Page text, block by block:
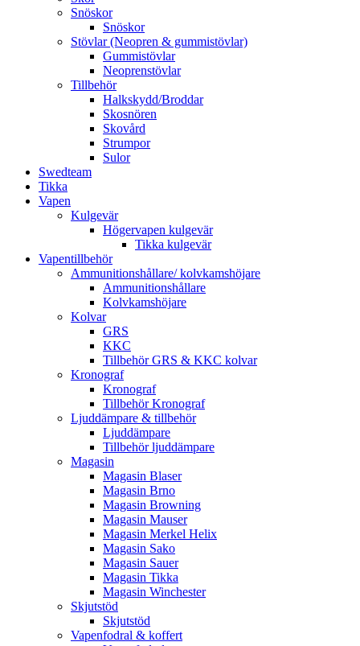
Snöskor
Snöskor
Stövlar (Neopren & gummistövlar)
Gummistövlar
Neoprenstövlar
Tillbehör
Halkskydd/Broddar
Skosnören
Skovård
Strumpor
Sulor
Swedteam
Tikka
Vapen
Kulgevär
Högervapen kulgevär
Tikka kulgevär
Vapentillbehör
Ammunitionshållare/ kolvkamshöjare
Ammunitionshållare
Kolvkamshöjare
Kolvar
GRS
KKC
Tillbehör GRS & KKC kolvar
Kronograf
Kronograf
Tillbehör Kronograf
Ljuddämpare & tillbehör
Ljuddämpare
Tillbehör ljuddämpare
Magasin
Magasin Blaser
Magasin Brno
Magasin Browning
Magasin Mauser
Magasin Merkel Helix
Magasin Sako
Magasin Sauer
Magasin Tikka
Magasin Winchester
Skjutstöd
Skjutstöd
Vapenfodral & koffert